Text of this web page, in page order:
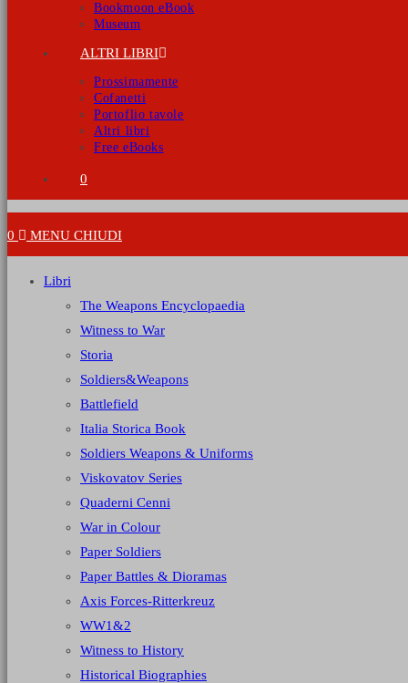
Bookmoon eBook
Museum
ALTRI LIBRI
Prossimamente
Cofanetti
Portoflio tavole
Altri libri
Free eBooks
0
0 MENU CHIUDI
Libri
The Weapons Encyclopaedia
Witness to War
Storia
Soldiers&Weapons
Battlefield
Italia Storica Book
Soldiers Weapons & Uniforms
Viskovatov Series
Quaderni Cenni
War in Colour
Paper Soldiers
Paper Battles & Dioramas
Axis Forces-Ritterkreuz
WW1&2
Witness to History
Historical Biographies